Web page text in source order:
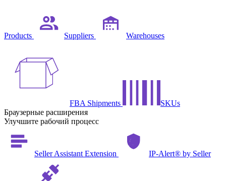
Products Suppliers Warehouses
FBA Shipments
SKUs
Браузерные расширения
Улучшите рабочий процесс
Seller Assistant Extension IP-Alert® by Seller